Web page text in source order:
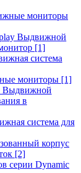
мониторы
Выдвижной
[1]
система
мониторы [1]
Выдвижной
в
система для
корпус
[2]
серии Dynamic